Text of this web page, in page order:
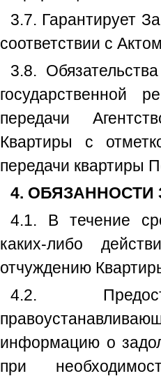
3.7. Гарантирует
соответствии с
3.8.
государственной
передачи
Квартиры с
передачи квартиры
4. ОБЯЗАННОСТИ
4.1. В течение
каких-либо
отчуждению
4.2.
информацию о
при